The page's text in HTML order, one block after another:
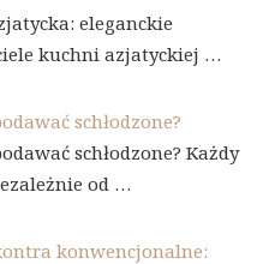
eleganckie
kuchni azjatyckiej …
schłodzone?
schłodzone? Każdy
od …
konwencjonalne: